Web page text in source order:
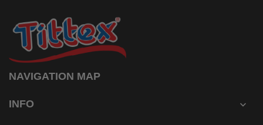
NAVIGATION MAP
INFO 